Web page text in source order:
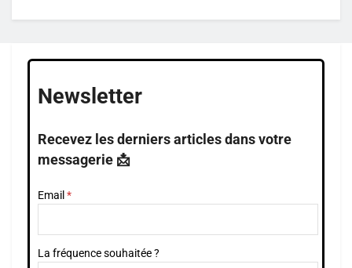
Newsletter
Recevez les derniers articles dans votre
messagerie 📩
Email
La fréquence souhaitée ?